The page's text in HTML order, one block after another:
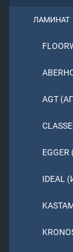
ЛАМИНАТ
AGT
IDEAL